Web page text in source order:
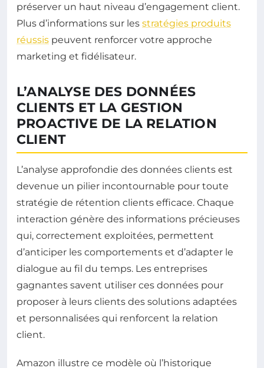
préserver un haut niveau d’engagement client.
Plus d’informations sur les stratégies produits
réussis peuvent renforcer votre approche
marketing et fidélisateur.
L’ANALYSE DES DONNÉES
CLIENTS ET LA GESTION
PROACTIVE DE LA RELATION
CLIENT
L’analyse approfondie des données clients est
devenue un pilier incontournable pour toute
stratégie de rétention clients efficace. Chaque
interaction génère des informations précieuses
qui, correctement exploitées, permettent
d’anticiper les comportements et d’adapter le
dialogue au fil du temps. Les entreprises
gagnantes savent utiliser ces données pour
proposer à leurs clients des solutions adaptées
et personnalisées qui renforcent la relation
client.
Amazon illustre ce modèle où l’historique